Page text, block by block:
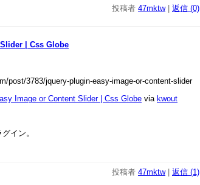
投稿者 47mktw| 返信 (0)
| Css Globe
Image or Content Slider | Css Globe via kwout
イン。
投稿者 47mktw| 返信 (1)